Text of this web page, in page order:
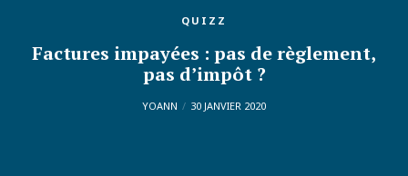
QUIZZ
Factures impayées : pas de règlement,
pas d’impôt ?
YOANN 30 JANVIER 2020